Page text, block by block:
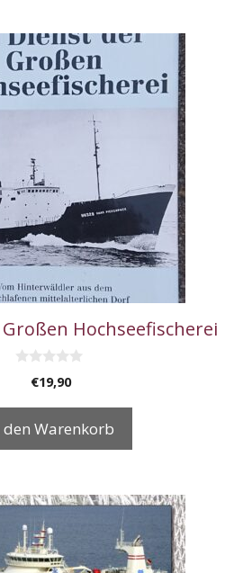
Hochseefischerei
5
€19,90
den Warenkorb